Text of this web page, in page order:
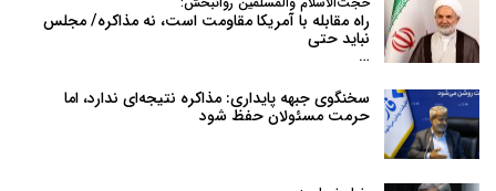
راه مقابله با آمریکا مقاومت است، نه مذاکره/ مجلس
نباید حتی
…
سخنگوی جبهه پایداری: مذاکره نتیجه‌ای ندارد، اما
حرمت مسئولان حفظ شود